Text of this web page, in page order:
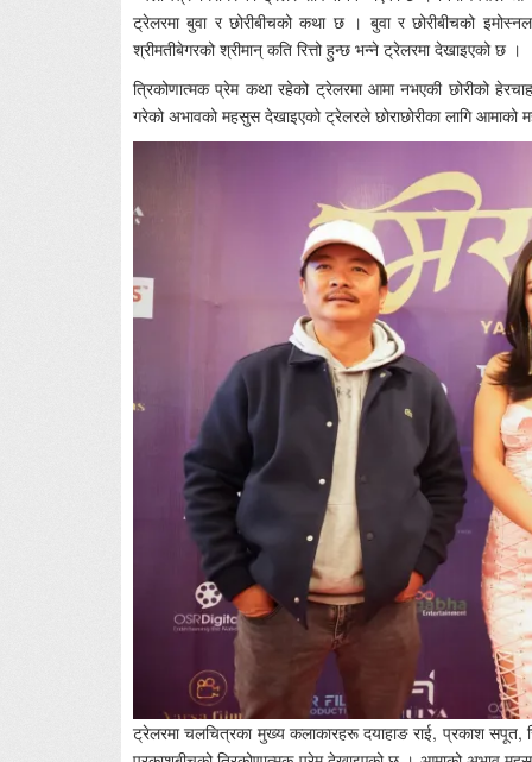
ट्रेलरमा बुवा र छोरीबीचको कथा छ । बुवा र छोरीबीचको
श्रीमतीबेगरको श्रीमान् कति रित्तो हुन्छ भन्ने ट्रेलरमा देखाइएको छ ।
त्रिकोणात्मक प्रेम कथा रहेको ट्रेलरमा आमा नभएकी छोरीको
गरेको अभावको महसुस देखाइएको ट्रेलरले छोराछोरीका लागि आमाको
ट्रेलरमा चलचित्रका मुख्य कलाकारहरू दयाहाङ राई, प्रकाश सपूत,